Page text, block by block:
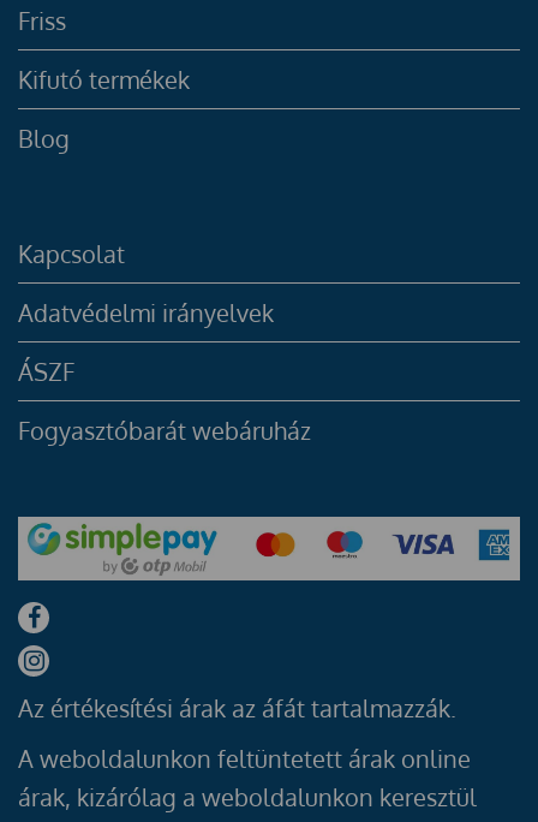
Friss
Kifutó termékek
Blog
Kapcsolat
Adatvédelmi irányelvek
ÁSZF
Fogyasztóbarát webáruház
Az értékesítési árak az áfát tartalmazzák.
A weboldalunkon feltüntetett árak online
árak, kizárólag a weboldalunkon keresztül